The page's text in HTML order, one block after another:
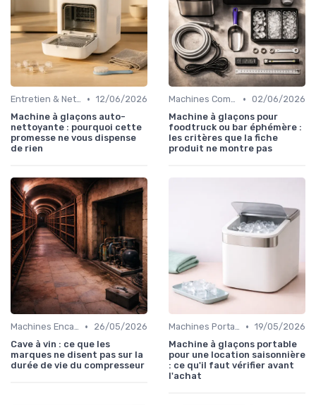
Entretien & Nettoyage • 12/06/2026
Machine à glaçons auto-
nettoyante : pourquoi cette
promesse ne vous dispense
de rien
Machines Commerciales • 02/06/2026
Machine à glaçons pour
foodtruck ou bar éphémère :
les critères que la fiche
produit ne montre pas
Machines Encastrables •
26/05/2026
Cave à vin : ce que les
marques ne disent pas sur la
durée de vie du compresseur
Machines Portables • 19/05/2026
Machine à glaçons portable
pour une location saisonnière
: ce qu'il faut vérifier avant
l'achat